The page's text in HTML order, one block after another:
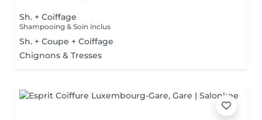
Sh. + Coiffage
Shampooing & Soin inclus
Sh. + Coupe + Coiffage
Chignons & Tresses